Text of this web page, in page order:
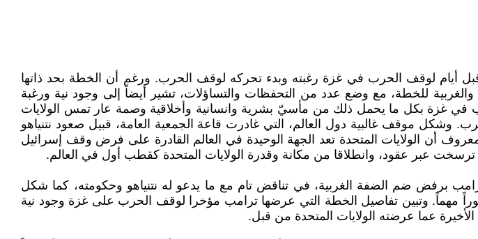
أيام لوقف الحرب في غزة رغبته وبدء تحركه لوقف الحرب. ورغم أن الخطة بحد ذاتها
والغربية للخطة، مع وضع عدد من التحفظات والتساؤلات، تشير أيضاً إلى وجود نية ورغبة
غزة بكل ما يحمل ذلك من مأسيّ بشرية وانسانية وأخلاقية وصمة عار تمس الولايات
وشكل موقف غالبية دول العالم، التي غادرت قاعة الجمعية العامة، قبيل صعود نتنياهو
أن الولايات المتحدة تعد الجهة الوحيدة في العالم القادرة على فرض وقف إسرائيل
ترسخت عبر عقود، وانطلاقا من مكانة وقدرة الولايات المتحدة كقطب أول في العالم.
برفض ضم الضفة الغربية، في تناقض تام مع ما يدعو له نتنياهو وحكومته، كما شكل
مهماً. وتبين تفاصيل الخطة التي عرضها ترامب مؤخرا لوقف الحرب على غزة وجود نية
عما عرضته الولايات المتحدة من قبل.